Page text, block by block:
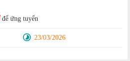
để ứng tuyển
23/03/2026